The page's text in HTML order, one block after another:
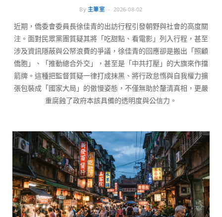
By 主筆室 2026-08-02
近期，僑委會委員長徐佳青的出訪行程引發朝野與社會的高度關
注。面對民眾黨團質疑其將「吃甜點、看電影」列入行程，甚至
涉及資訊隱蔽與公帑浪費的爭議，徐佳青的回應卻是搬出「照顧
僑胞」、「推動總合外交」，甚至是「中共打壓」的大旗來作擋
箭牌。這種把監督質疑一律打成抹黑、將行政怠惰與自我權力擴
張包裝成「國家大局」的傲慢姿態，不僅無助於釐清真相，更嚴
重腐蝕了政府本該具備的透明度與公信力。